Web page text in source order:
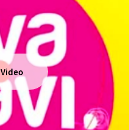
Video